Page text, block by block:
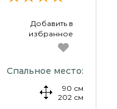
Добавить в
избранное
Спальное место:
90 см
202 см